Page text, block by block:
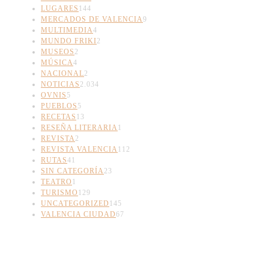
LUGARES 144
MERCADOS DE VALENCIA9
MULTIMEDIA4
MUNDO FRIKI2
MUSEOS 2
MÚSICA4
NACIONAL2
NOTICIAS 2.034
OVNIS 5
PUEBLOS 5
RECETAS 13
RESEÑA LITERARIA1
REVISTA2
REVISTA VALENCIA112
RUTAS41
SIN CATEGORÍA23
TEATRO 1
TURISMO 129
UNCATEGORIZED 145
VALENCIA CIUDAD67